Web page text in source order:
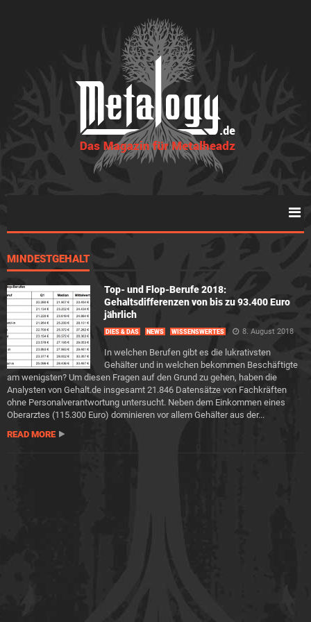
MINDESTGEHALT
Top- und Flop-Berufe 2018:
Gehaltsdifferenzen von bis zu 93.400 Euro
jährlich
DIES & DAS NEWS WISSENSWERTES 8. August 2018
In welchen Berufen gibt es die lukrativsten
Gehälter und in welchen bekommen Beschäftigte
am wenigsten? Um diesen Fragen auf den Grund zu gehen, haben die
Analysten von Gehalt.de insgesamt 21.846 Datensätze von Fachkräften
ohne Personalverantwortung untersucht. Neben dem Einkommen eines
Oberarztes (115.300 Euro) dominieren vor allem Gehälter aus der...
READ MORE